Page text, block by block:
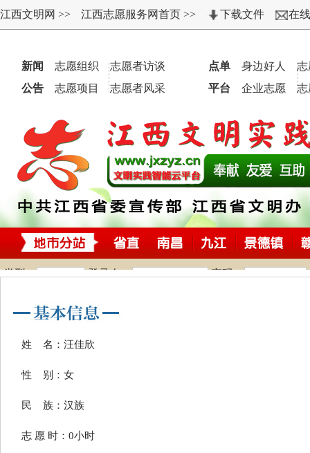
姓 名：汪佳欣
性 别：女
民 族：汉族
志 愿 时：0小时